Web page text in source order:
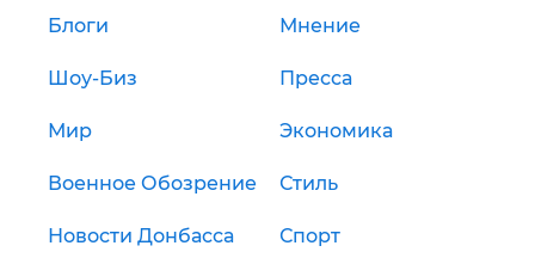
Блоги Мнение
Шоу-Биз Пресса
Мир Экономика
Военное Обозрение Стиль
Новости Донбасса Спорт